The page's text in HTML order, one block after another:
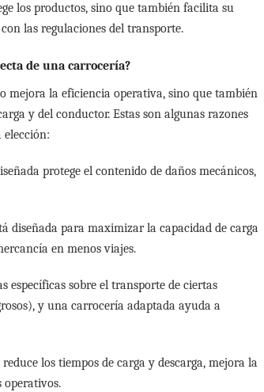
los productos, sino que también facilita su
las regulaciones del transporte.
de una carrocería?
mejora la eficiencia operativa, sino que también
y del conductor. Estas son algunas razones
elección:
protege el contenido de daños mecánicos,
diseñada para maximizar la capacidad de carga
en menos viajes.
específicas sobre el transporte de ciertas
y una carrocería adaptada ayuda a
los tiempos de carga y descarga, mejora la
operativos.